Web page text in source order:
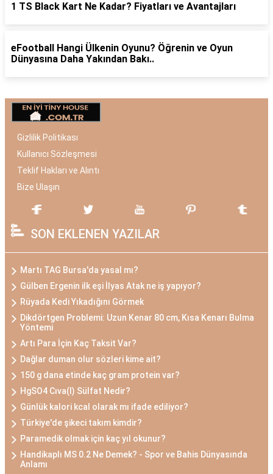
1 TS Black Kart Ne Kadar? Fiyatları ve Avantajları
eFootball Hangi Ülkenin Oyunu? Öğrenin ve Oyun
Dünyasına Daha Yakından Bakı..
Gizlilik Politikası
Kullanıcı Sözleşmesi
Teklif Hakları ve Alıntı
Bize Ulaşın
SON EKLENEN YAZILAR
Martı TAG Bursa'da yasal mı?
Gülben Ergenin ilk eşi İlyas Atak ne iş yapıyor?
Rüyada Kedi Yıkadığını Görmek
Dikdörtgen Problemi: Uzun Kenar 80 cm, Kısa Kenarı Bulma
Yöntemi
Artı Para İçin Kaç Taksit Var?
Dağlar duman olur sözleri kime ait?
150 g dana etinde kaç gram protein var?
HgSO4 Cıva(I) Sülfat Nedir?
Günlük kalori kcal olarak mı ifade ediliyor?
Türkiye'de şikeci takım kimdir?
Paramedik olmak için kaç yıl okunur?
Handikaplı MS 0.2 Ne Demek? - Spor ve Bahis Dünyasında
Anlamı